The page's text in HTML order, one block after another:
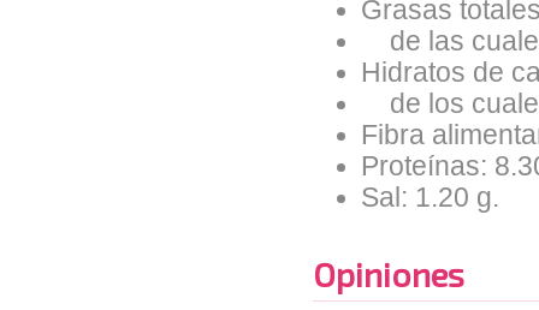
Grasas
de las
Hidratos de
de los
Fibra
Proteínas:
Sal: 1.20 g.
Opiniones